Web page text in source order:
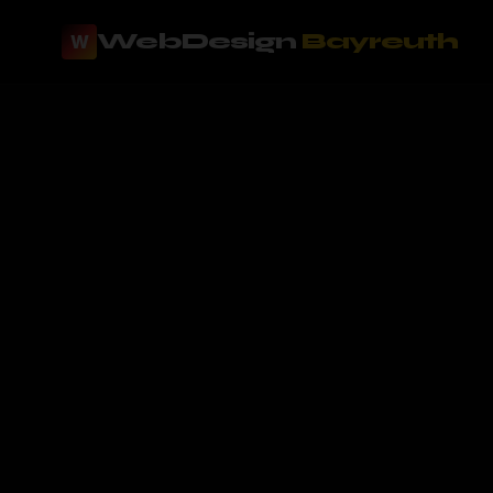
W WebDesign Bayreuth